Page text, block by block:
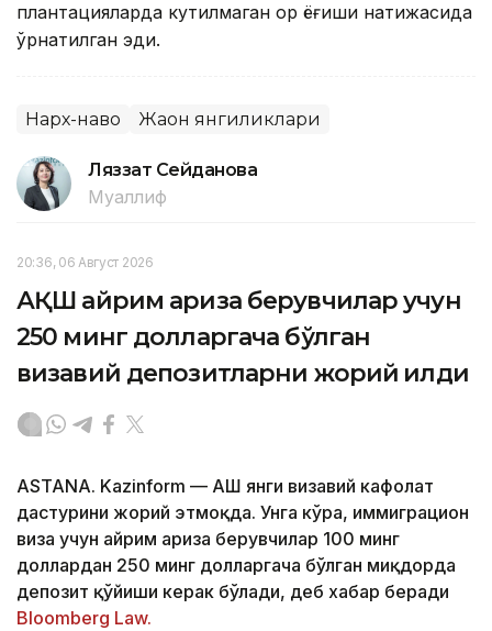
плантацияларда кутилмаган қор ёғиши натижасида
ўрнатилган эди.
Нарх-наво Жаҳон янгиликлари
Ляззат Сейданова
Муаллиф
20:36, 06 Август 2026
АҚШ айрим ариза берувчилар учун
250 минг долларгача бўлган
визавий депозитларни жорий қилди
ASTANA. Kazinform — АҚШ янги визавий кафолат
дастурини жорий этмоқда. Унга кўра, иммиграцион
виза учун айрим ариза берувчилар 100 минг
доллардан 250 минг долларгача бўлган миқдорда
депозит қўйиши керак бўлади, деб хабар беради
Bloomberg Law.